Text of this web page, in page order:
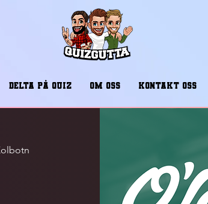
DELTA PÅ QUIZ OM OSS KONTAKT OSS